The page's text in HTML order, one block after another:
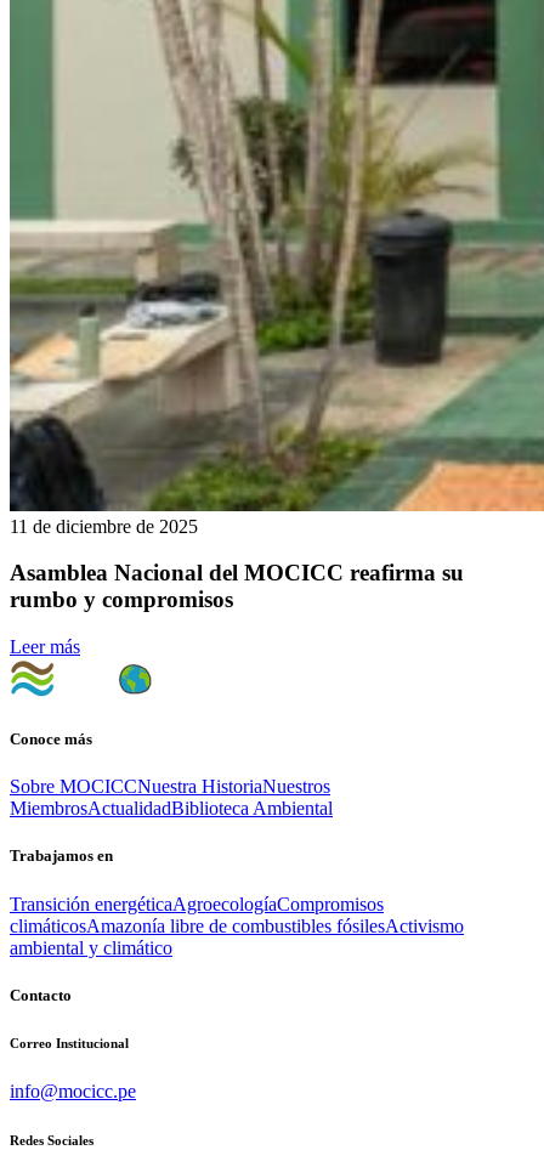
11 de diciembre de 2025
Asamblea Nacional del MOCICC reafirma su
rumbo y compromisos
Leer más
Conoce más
Sobre MOCICCNuestra HistoriaNuestros
MiembrosActualidadBiblioteca Ambiental
Trabajamos en
Transición energéticaAgroecologíaCompromisos
climáticosAmazonía libre de combustibles fósilesActivismo
ambiental y climático
Contacto
Correo Institucional
info@mocicc.pe
Redes Sociales